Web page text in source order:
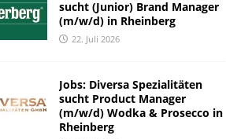
sucht (Junior) Brand Manager
(m/w/d) in Rheinberg
22. Juli 2026
Jobs: Diversa Spezialitäten
sucht Product Manager
(m/w/d) Wodka & Prosecco in
Rheinberg